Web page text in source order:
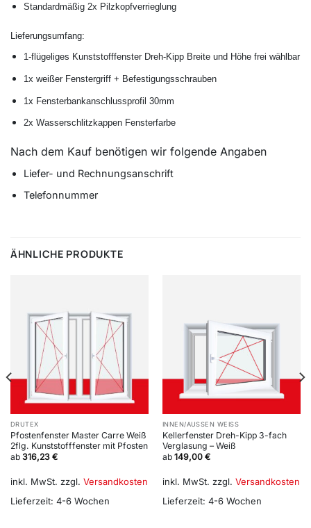
Standardmäßig 2x Pilzkopfverrieglung
Lieferungsumfang:
1-flügeliges Kunststofffenster Dreh-Kipp Breite und Höhe frei wählbar
1x weißer Fenstergriff + Befestigungsschrauben
1x Fensterbankanschlussprofil 30mm
2x Wasserschlitzkappen Fensterfarbe
Nach dem Kauf benötigen wir folgende Angaben
Liefer- und Rechnungsanschrift
Telefonnummer
ÄHNLICHE PRODUKTE
DRUTEX
Pfostenfenster Master Carre Weiß
2flg. Kunststofffenster mit Pfosten
ab 316,23 €
inkl. MwSt. zzgl. Versandkosten
Lieferzeit: 4-6 Wochen
INNEN/AUSSEN WEISS
Kellerfenster Dreh-Kipp 3-fach
Verglasung – Weiß
ab 149,00 €
inkl. MwSt. zzgl. Versandkosten
Lieferzeit: 4-6 Wochen